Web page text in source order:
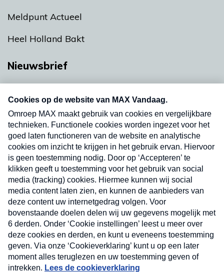
Meldpunt Actueel
Heel Holland Bakt
Nieuwsbrief
nieuwsbrief. Elke vrijdag- en dinsdagochtend in
uw mailbox.
Verzend
Nieuwsbrief
Neem hier een gratis abonnement op onze
nieuwsbrief. Elke vrijdag- en dinsdagochtend in uw